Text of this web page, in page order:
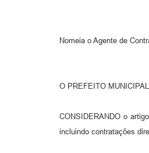
Nomeia o Agente de
O PREFEITO
CONSIDERANDO o
incluindo contratações